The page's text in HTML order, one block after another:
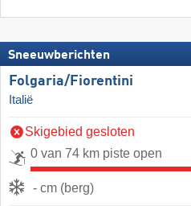
Sneeuwberichten
Folgaria/​Fiorentini
Italië
Skigebied gesloten
0 van 74 km piste open
- cm (berg)